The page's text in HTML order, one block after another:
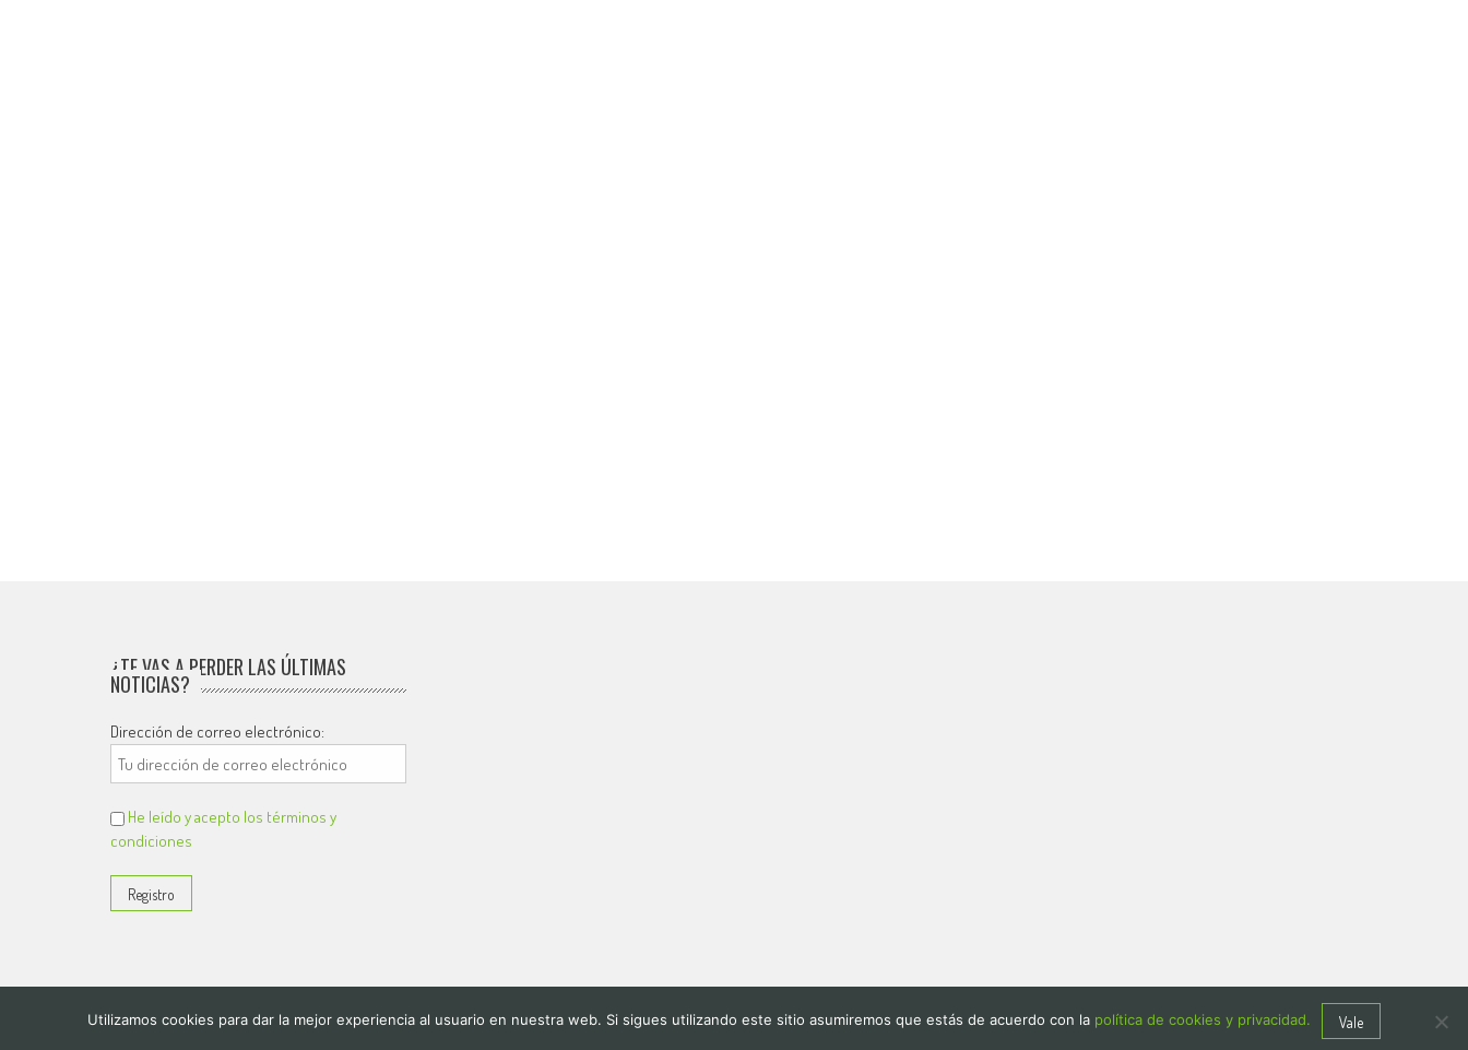
¿TE VAS A PERDER LAS ÚLTIMAS
NOTICIAS?
Dirección de correo electrónico:
He leído y acepto los términos y
condiciones
© 2026 El Diario de Colón Politica de privacidad y cookies Quienes Somos
Utilizamos cookies para dar la mejor experiencia al usuario en nuestra web. Si sigues utilizando este sitio asumiremos que estás de acuerdo con la política de cookies y privacidad. Vale